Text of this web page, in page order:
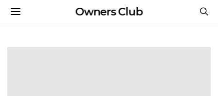
Owners Club